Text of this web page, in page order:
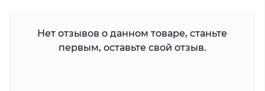
Нет отзывов о данном товаре, станьте
первым, оставьте свой отзыв.